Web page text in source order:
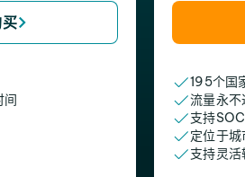
间
195个国
流量永不
支持
定位于
支持灵活